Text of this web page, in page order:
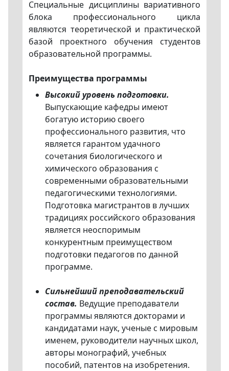
Специальные дисциплины вариативного
блока профессионального цикла
являются теоретической и практической
базой проектного обучения студентов
образовательной программы.
Преимущества программы
Высокий уровень подготовки.
Выпускающие кафедры имеют
богатую историю своего
профессионального развития, что
является гарантом удачного
сочетания биологического и
химического образования с
современными образовательными
педагогическими технологиями.
Подготовка магистрантов в лучших
традициях российского образования
является неоспоримым
конкурентным преимуществом
подготовки педагогов по данной
программе.
Сильнейший преподавательский
состав. Ведущие преподаватели
программы являются докторами и
кандидатами наук, ученые с мировым
именем, руководители научных школ,
авторы монографий, учебных
пособий, патентов на изобретения.